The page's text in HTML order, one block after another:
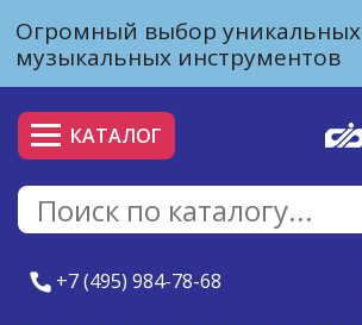
Огромный выбор уникальных
музыкальных инструментов
КАТАЛОГ
+7 (495) 984-78-68